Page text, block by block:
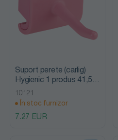
Suport perete (carlig)
Hygienic 1 produs 41,5
mm, Vikan
10121
În stoc furnizor
7.27 EUR